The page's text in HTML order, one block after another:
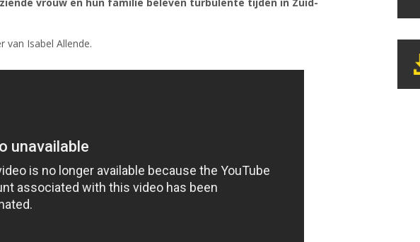
van Isabel Allende.